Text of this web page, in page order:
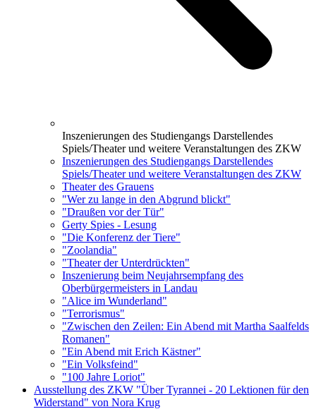
Inszenierungen des Studiengangs Darstellendes
Spiels/Theater und weitere Veranstaltungen des ZKW
Inszenierungen des Studiengangs Darstellendes
Spiels/Theater und weitere Veranstaltungen des ZKW
Theater des Grauens
"Wer zu lange in den Abgrund blickt"
"Draußen vor der Tür"
Gerty Spies - Lesung
"Die Konferenz der Tiere"
"Zoolandia"
"Theater der Unterdrückten"
Inszenierung beim Neujahrsempfang des
Oberbürgermeisters in Landau
"Alice im Wunderland"
"Terrorismus"
"Zwischen den Zeilen: Ein Abend mit Martha Saalfelds
Romanen"
"Ein Abend mit Erich Kästner"
"Ein Volksfeind"
"100 Jahre Loriot"
Ausstellung des ZKW "Über Tyrannei - 20 Lektionen für den
Widerstand" von Nora Krug